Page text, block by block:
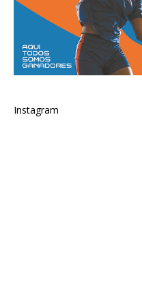
Instagram